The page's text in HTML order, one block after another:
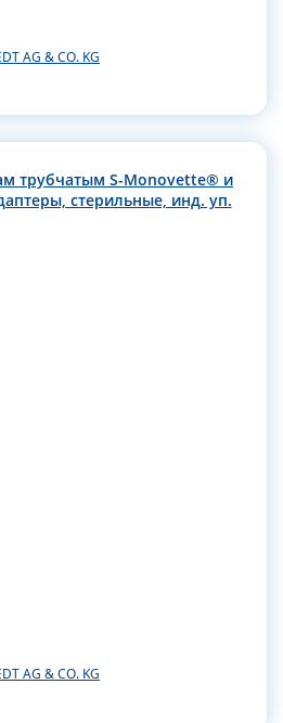
AG & CO. KG
трубчатым S-Monovette® и
стерильные, инд. уп.
AG & CO. KG